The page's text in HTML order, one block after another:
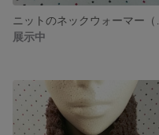
展示中